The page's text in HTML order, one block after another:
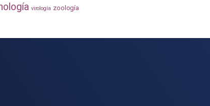
virología zoología